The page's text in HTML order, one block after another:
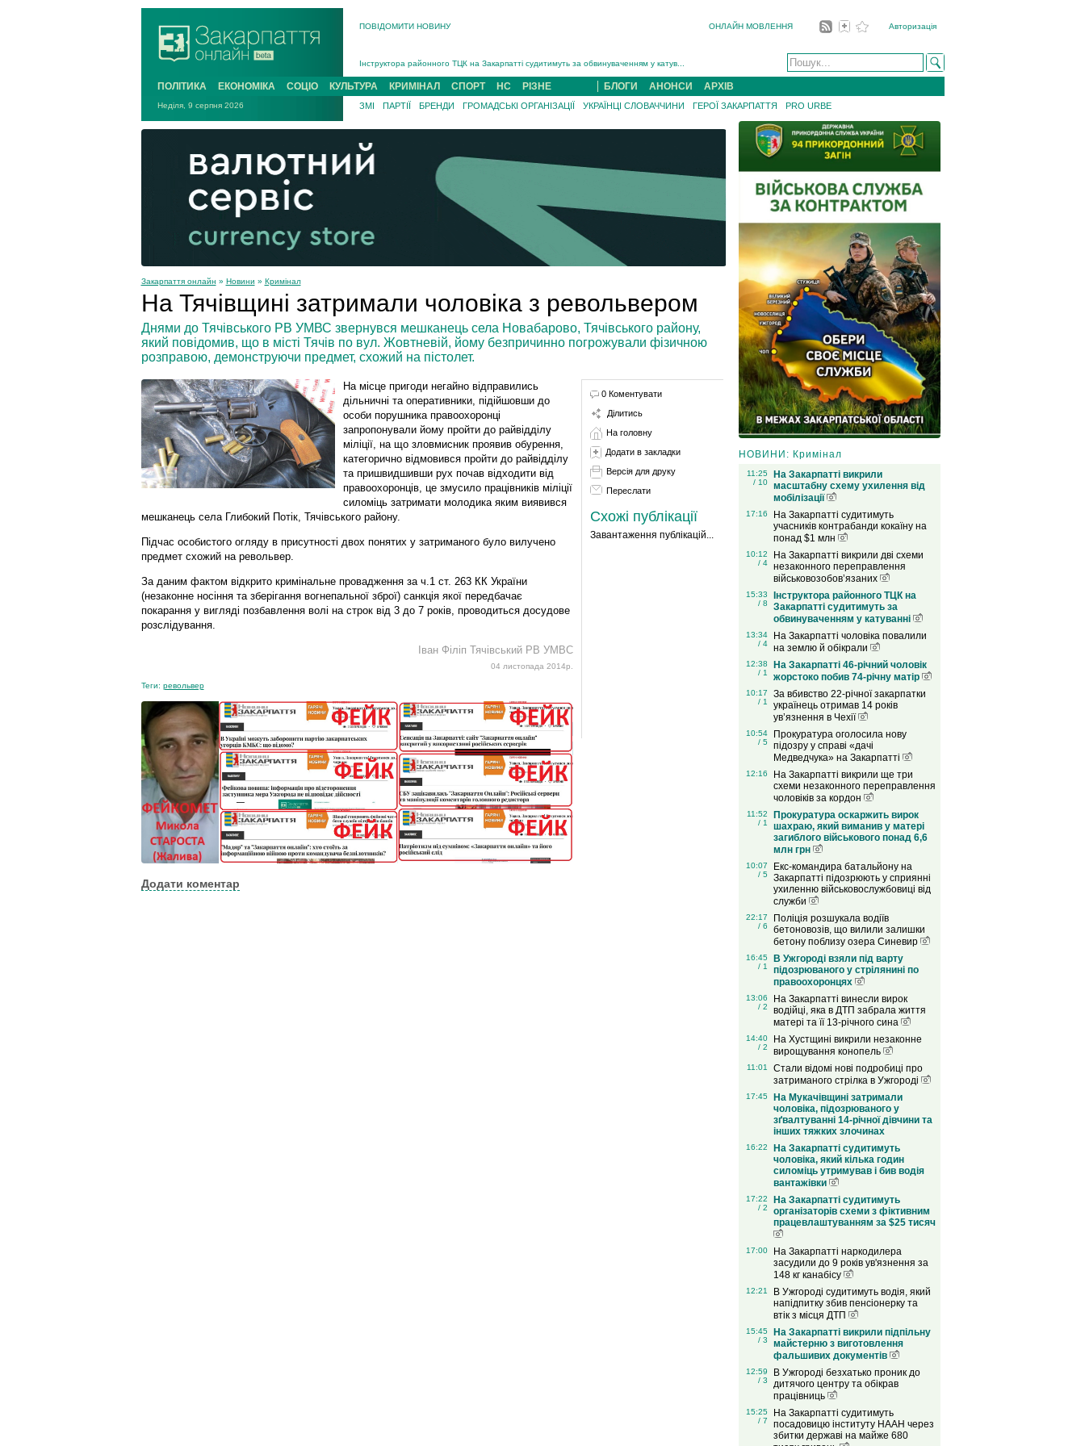
ПОВІДОМИТИ НОВИНУ ОНЛАЙН МОВЛЕННЯ Авторизація
Інструктора районного ТЦК на Закарпатті судитимуть за обвинуваченням у катув...
В Ужгороді попрощаються із полеглим на війні з росією захисником Володимиром Йор�...
В Ужгороді 5 серпня попрощаються із захисником Богданом Югасом, який два роки �...
Підтвердили загибель захисника із Нанкова на Хустщині Юліана Гербея (ФОТО)[/gree...
На війні з рф поліг військовий з Виноградова Ігнат Роздяловський (ФОТО)...
На війні загинув 26-річний військовий із Чинадійова на Мукачівщині �...
ПОЛІТИКА ЕКОНОМІКА СОЦІО КУЛЬТУРА КРИМІНАЛ СПОРТ НС РІЗНЕ БЛОГИ АНОНСИ АРХІВ
Неділя, 9 серпня 2026 ЗМІ ПАРТІЇ БРЕНДИ ГРОМАДСЬКІ ОРГАНІЗАЦІЇ УКРАЇНЦІ СЛОВАЧЧИНИ ГЕРОЇ ЗАКАРПАТТЯ PRO URBE
Закарпаття онлайн » Новини » Кримінал
На Тячівщині затримали чоловіка з револьвером
Днями до Тячівського РВ УМВС звернувся мешканець села Новабарово, Тячівського району,
який повідомив, що в місті Тячів по вул. Жовтневій, йому безпричинно погрожували фізичною
розправою, демонструючи предмет, схожий на пістолет.
На місце пригоди негайно відправились
дільничні та оперативники, підійшовши до
особи порушника правоохоронці
запропонували йому пройти до райвідділу
міліції, на що зловмисник проявив обурення,
категорично відмовився пройти до райвідділу
та пришвидшивши рух почав відходити від
правоохоронців, це змусило працівників міліції
силоміць затримати молодика яким виявився
мешканець села Глибокий Потік, Тячівського району.
Підчас особистого огляду в присутності двох понятих у затриманого було вилучено
предмет схожий на револьвер.
За даним фактом відкрито кримінальне провадження за ч.1 ст. 263 КК України
(незаконне носіння та зберігання вогнепальної зброї) санкція якої передбачає
покарання у вигляді позбавлення волі на строк від 3 до 7 років, проводиться досудове
розслідування.
Іван Філіп Тячівський РВ УМВС
04 листопада 2014р.
Теги: револьвер
Додати коментар
0 Коментувати
Ділитись
На головну
Додати в закладки
Версія для друку
Переслати
Схожі публікації
Завантаження публікацій...
НОВИНИ: Кримінал
11:25
/ 10
На Закарпатті викрили
масштабну схему ухилення від
мобілізації
17:16
На Закарпатті судитимуть
учасників контрабанди кокаїну на
понад $1 млн
10:12
/ 4
На Закарпатті викрили дві схеми
незаконного переправлення
військовозобов’язаних
15:33
/ 8
Інструктора районного ТЦК на
Закарпатті судитимуть за
обвинуваченням у катуванні
13:34
/ 4
На Закарпатті чоловіка повалили
на землю й обікрали
12:38
/ 1
На Закарпатті 46-річний чоловік
жорстоко побив 74-річну матір
10:17
/ 1
За вбивство 22-річної закарпатки
українець отримав 14 років
ув’язнення в Чехії
10:54
/ 5
Прокуратура оголосила нову
підозру у справі «дачі
Медведчука» на Закарпатті
12:16
На Закарпатті викрили ще три
схеми незаконного переправлення
чоловіків за кордон
11:52
/ 1
Прокуратура оскаржить вирок
шахраю, який виманив у матері
загиблого військового понад 6,6
млн грн
10:07
/ 5
Екс-командира батальйону на
Закарпатті підозрюють у сприянні
ухиленню військовослужбовиці від
служби
22:17
/ 6
Поліція розшукала водіїв
бетоновозів, що вилили залишки
бетону поблизу озера Синевир
16:45
/ 1
В Ужгороді взяли під варту
підозрюваного у стрілянині по
правоохоронцях
13:06
/ 2
На Закарпатті винесли вирок
водійці, яка в ДТП забрала життя
матері та її 13-річного сина
14:40
/ 2
На Хустщині викрили незаконне
вирощування конопель
11:01
Стали відомі нові подробиці про
затриманого стрілка в Ужгороді
17:45
На Мукачівщині затримали
чоловіка, підозрюваного у
зґвалтуванні 14-річної дівчини та
інших тяжких злочинах
16:22
На Закарпатті судитимуть
чоловіка, який кілька годин
силоміць утримував і бив водія
вантажівки
17:22
/ 2
На Закарпатті судитимуть
організаторів схеми з фіктивним
працевлаштуванням за $25 тисяч
17:00
На Закарпатті наркодилера
засудили до 9 років ув'язнення за
148 кг канабісу
12:21
В Ужгороді судитимуть водія, який
напідпитку збив пенсіонерку та
втік з місця ДТП
15:45
/ 3
На Закарпатті викрили підпільну
майстерню з виготовлення
фальшивих документів
12:59
/ 3
В Ужгороді безхатько проник до
дитячого центру та обікрав
працівниць
15:25
/ 7
На Закарпатті судитимуть
посадовицю інституту НААН через
збитки державі на майже 680